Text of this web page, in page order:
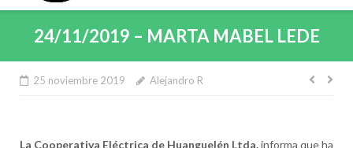
24/11/2019 – MARTA MABEL LEDE
25 noviembre 2019 Alejandro R
La Cooperativa Eléctrica de Huanguelén Ltda.informa que ha